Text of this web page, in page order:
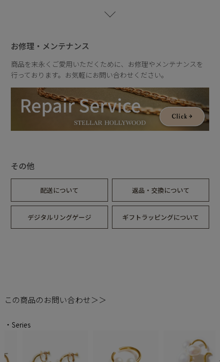
※天然のパールを使用しているため、形・サイズ・色味には個
は、一つの魅力としてお楽しみいただけます。
※パールの形状、てり、えくぼ等による返品、交換はできませ
んので予めご了承くださいませ。
約13号,16号
パールサイズ：約4mm,8mm,9mm,10mm
重さ
バブルパールリング
約3g
お修理・メンテナンス
商品を末永くご愛用いただくために、お修理やメンテナンスを
行っております。お気軽にお問い合わせください。
その他
配送について 返品・交換について
デジタルリングゲージ ギフトラッピングについて
この商品のお問い合わせ＞＞
・Series